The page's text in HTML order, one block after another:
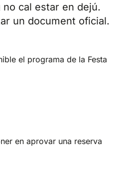
no cal estar en dejú.
un document oficial.
el programa de la Festa
en aprovar una reserva